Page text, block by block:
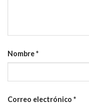
Nombre*
Correo electrónico *